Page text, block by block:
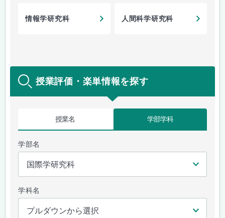
情報学研究科 人間科学研究科
授業評価・楽単情報を探す
授業名 学部学科
学部名
学科名